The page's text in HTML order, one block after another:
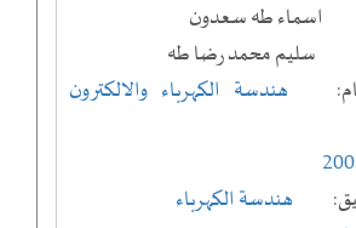
اسماء طه سعدون
سليم محمد رضا طه
هندسة الكهرباء والالكترون
هندسة الكهرباء